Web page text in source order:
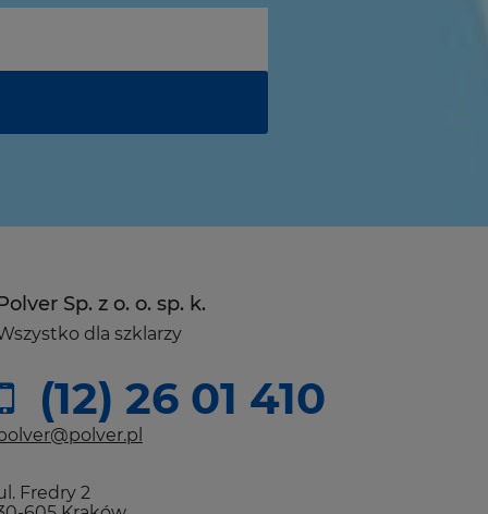
Sp. z o. o. sp. k.
dla szklarzy
(12) 26 01 410
Fredry 2